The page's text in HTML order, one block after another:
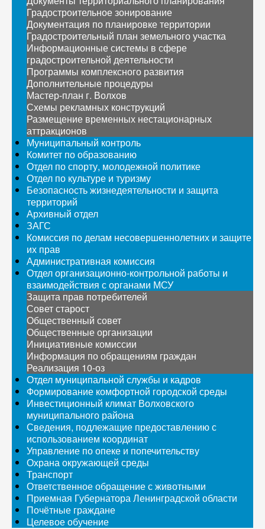
Градостроительное зонирование
Документация по планировке территории
Градостроительный план земельного участка
Информационные системы в сфере
градостроительной деятельности
Программы комплексного развития
Дополнительные процедуры
Мастер-план г. Волхов
Схемы рекламных конструкций
Размещение временных нестационарных
аттракционов
Муниципальный контроль
Комитет по образованию
Отдел по спорту, молодежной политике
Отдел по культуре и туризму
Безопасность жизнедеятельности и защита
территорий
Архивный отдел
ЗАГС
Комиссия по делам несовершеннолетних и защите
их прав
Административная комиссия
Отдел организационно-контрольной работы и
взаимодействия с органами МСУ
Защита прав потребителей
Совет старост
Общественный совет
Общественные организации
Инициативные комиссии
Информация по обращениям граждан
Реализация 10-оз
Отдел муниципальной службы и кадров
Формирование комфортной городской среды
Инвестиционный климат Волховского
муниципального района
Сведения, подлежащие предоставлению с
использованием координат
Управление по опеке и попечительству
Охрана окружающей среды
Транспорт
Ответственное обращение с животными
Приемная Губернатора Ленинградской области
Почётные граждане
Целевое обучение